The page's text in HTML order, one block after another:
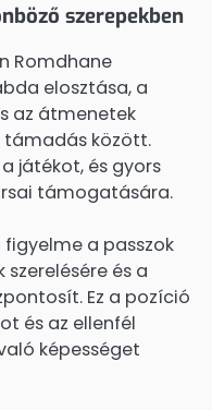
szerepekben
Romdhane
elosztása, a
az átmenetek
támadás között.
játékot, és gyors
támogatására.
a passzok
és a
Ez a pozíció
és az ellenfél
képességet